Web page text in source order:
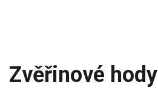
Zvěřinové hody